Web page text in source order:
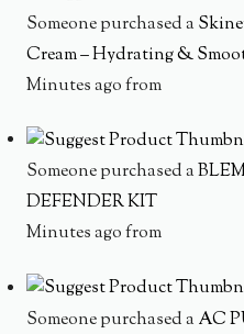
Someone purchased a
Cream – Hydrating &
Minutes ago from
Someone purchased a
DEFENDER KIT
Minutes ago from
Someone purchased a AC